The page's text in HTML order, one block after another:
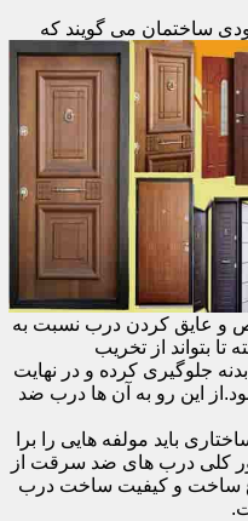
ساختمان می گویند که
و عایق کردن درب نسبت به
بتواند از تخریب
جلوگیری کرده و در نهایت
این رو به آن ها درب ضد
باید مولفه هایی را برا
طور کلی درب های ضد سرقت از
ساخت و کیفیت ساخت درب